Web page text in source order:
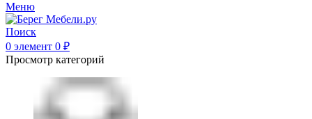
Меню
Поиск
0 элемент 0 ₽
Просмотр категорий